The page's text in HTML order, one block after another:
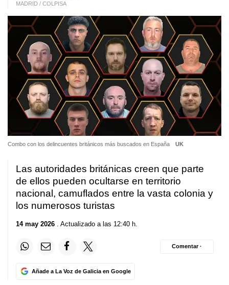
MADRID / COLPISA
Combo con los delincuentes británicos más buscados en España UK
Las autoridades británicas creen que parte
de ellos pueden ocultarse en territorio
nacional, camuflados entre la vasta colonia y
los numerosos turistas
14 may 2026 . Actualizado a las 12:40 h.
Añade a La Voz de Galicia en Google
Comentar ·